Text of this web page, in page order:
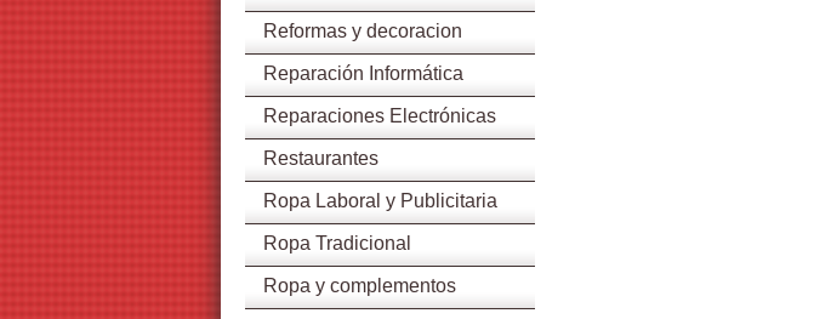
Reformas y decoracion
Reparación Informática
Reparaciones Electrónicas
Restaurantes
Ropa Laboral y Publicitaria
Ropa Tradicional
Ropa y complementos